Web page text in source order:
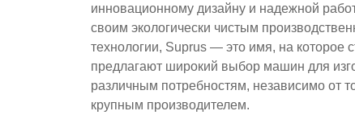
инновационному дизайну и надежной
своим экологически чистым
технологии, Suprus — это имя, на которое
предлагают широкий выбор машин для
различным потребностям, независимо от
крупным производителем.